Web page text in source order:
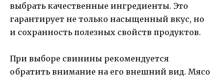
выбрать качественные ингредиенты. Это
гарантирует не только насыщенный вкус, но
и сохранность полезных свойств продуктов.
При выборе свинины рекомендуется
обратить внимание на его внешний вид. Мясо